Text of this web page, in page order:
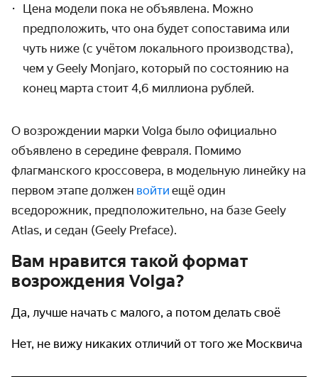
Цена модели пока не объявлена. Можно
предположить, что она будет сопоставима или
чуть ниже (с учётом локального производства),
чем у Geely Monjaro, который по состоянию на
конец марта стоит 4,6 миллиона рублей.
О возрождении марки Volga было официально
объявлено в середине февраля. Помимо
флагманского кроссовера, в модельную линейку на
первом этапе должен войти ещё один
вседорожник, предположительно, на базе Geely
Atlas, и седан (Geely Preface).
Вам нравится такой формат
возрождения Volga?
Да, лучше начать с малого, а потом делать своё
Нет, не вижу никаких отличий от того же Москвича